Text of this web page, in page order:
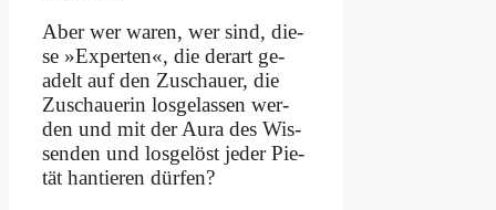
Aber wer wa­ren, wer sind, die­
se »Ex­per­ten«, die der­art ge­
adelt auf den Zu­schau­er, die
Zu­schaue­rin los­ge­las­sen wer­
den und mit der Au­ra des Wis­
sen­den und los­ge­löst je­der Pie­
tät han­tie­ren dür­fen?